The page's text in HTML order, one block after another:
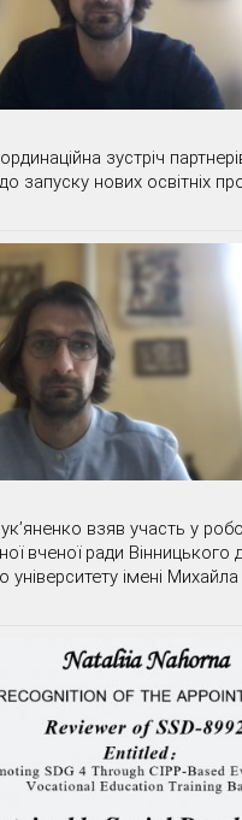
зустріч
запуску нових освітніх
взяв участь у
вченої ради
університету імені